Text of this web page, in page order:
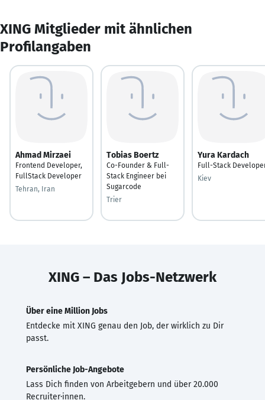
XING Mitglieder mit ähnlichen
Profilangaben
Ahmad Mirzaei
Frontend Developer,
FullStack Developer
Tehran, Iran
Tobias Boertz
Co-Founder & Full-
Stack Engineer bei
Sugarcode
Trier
Yura Kardach
Full-Stack
Kiev
XING – Das Jobs-Netzwerk
Über eine Million Jobs
Entdecke mit XING genau den Job, der wirklich zu Dir
passt.
Persönliche Job-Angebote
Lass Dich finden von Arbeitgebern und über 20.000
Recruiter·innen.